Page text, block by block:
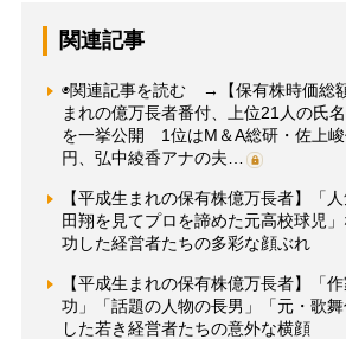
関連記事
◉関連記事を読む →【保有株時価総
まれの億万長者番付、上位21人の氏
を一挙公開 1位はM＆A総研・佐上
円、弘中綾香アナの夫…
【平成生まれの保有株億万長者】「
田翔を見てプロを諦めた元高校球児
功した経営者たちの多彩な顔ぶれ
【平成生まれの保有株億万長者】「
功」「話題の人物の長男」「元・歌
した若き経営者たちの意外な横顔